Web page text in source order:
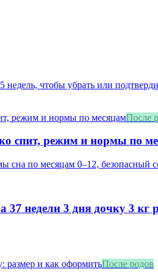
недель, чтобы убрать или
После
спит, режим и нормы по
сна по месяцам 0–12,
37 недели 3 дня дочку 3
После родов